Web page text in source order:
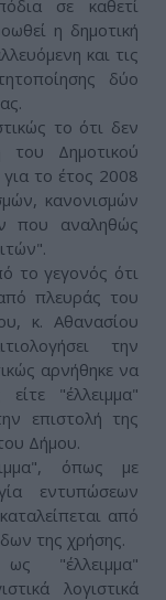
σε καθετί
η δημοτική
και τις
δύο
το ότι δεν
του Δημοτικού
το έτος 2008
κανονισμών
που αναληθώς
το γεγονός ότι
πλευράς του
κ. Αθανασίου
την
αρνήθηκε να
"έλλειμμα"
επιστολή της
Δήμου.
όπως με
εντυπώσεων
από
της χρήσης.
"έλλειμμα"
λογιστικά